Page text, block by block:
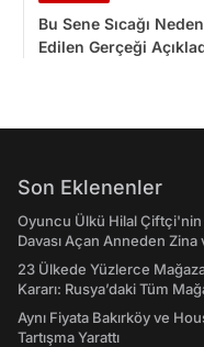
Bu Sene Sıcağı
Edilen Gerçeği
Son Eklenenler
Oyuncu Ülkü Hilal
Davası Açan Anneden Zina
23 Ülkede Yüzlerce
Kararı: Rusya’daki Tüm
Aynı Fiyata Bakırköy ve
Tartışma Yarattı